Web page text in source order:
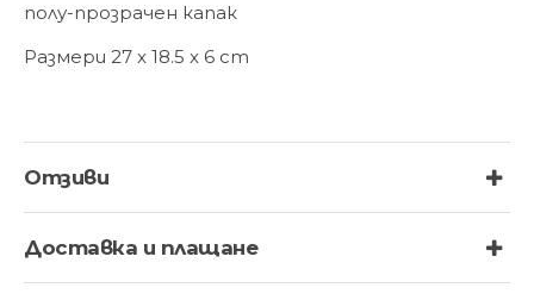
полу-прозрачен капак
Размери 27 x 18.5 x 6 cm
Отзиви
Доставка и плащане